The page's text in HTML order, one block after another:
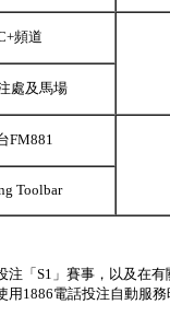
頻道
處及馬場
FM881
Toolbar
「S1」賽事，以及在
1886電話投注自動服